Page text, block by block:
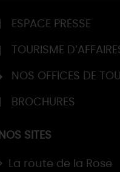
ESPACE PRESSE
TOURISME
NOS OFFICES DE
BROCHURES
NOS SITES
La route de la Rose